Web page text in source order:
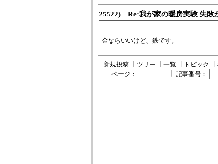
25522) Re:我が家の暖房実験 失敗
金ならいいけど、鉄です。
新規投稿 ツリー 一覧 トピック
ページ：
記事番号：